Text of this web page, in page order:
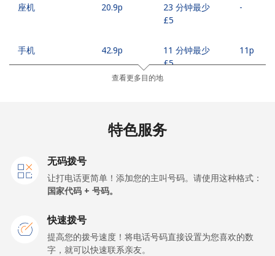
座机 ⁦20.9p⁩
23 分钟最少
⁦£5⁩
-
手机 ⁦42.9p⁩
11 分钟最少
⁦£5⁩
⁦11p⁩
⁦63.5p⁩ 7 分钟最少 ⁦£5⁩
Malawi
座机
⁦£5⁩
查看更多目的地
特色服务
无码拨号
让打电话更简单！添加您的主叫号码。请使用这种格式：
国家代码 + 号码。
快速拨号
提高您的拨号速度！将电话号码直接设置为您喜欢的数
字，就可以快速联系亲友。